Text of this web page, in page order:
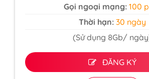
Gọi ngoại mạng:100
Thời hạn:30 ngày
(Sử dụng 8Gb/
ĐĂNG KÝ